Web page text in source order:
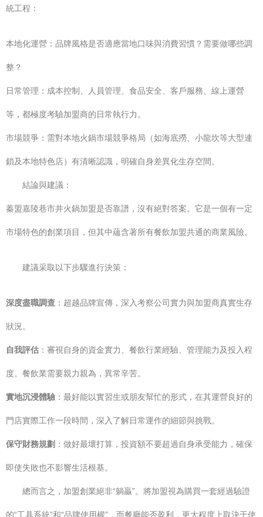
統工程：
本地化運營：品牌風格是否適應當地口味與消費習慣？需要做哪些調
整？
日常管理：成本控制、人員管理、食品安全、客戶服務、線上運營
等，都極度考驗加盟商的日常執行力。
市場競爭：需對本地火鍋市場競爭格局（如海底撈、小龍坎等大型連
鎖及本地特色店）有清晰認識，明確自身差異化生存空間。
結論與建議：
蓁盟嘉陵巷市井火鍋加盟是否靠譜，沒有絕對答案。它是一個有一定
市場特色的創業項目，但其中蘊含著所有餐飲加盟共通的商業風險。
建議采取以下步驟進行決策：
深度盡職調查 ：超越品牌宣傳，深入考察公司實力與加盟商真實生存
狀況。
自我評估 ：審視自身的資金實力、餐飲行業經驗、管理能力及投入程
度。餐飲業需要親力親為，異常辛苦。
實地沉浸體驗 ：最好能以實習生或朋友幫忙的形式，在其運營良好的
門店實際工作一段時間，深入了解日常運作的細節與挑戰。
保守財務規劃 ：做好最壞打算，投資額不要超過自身承受能力，確保
即使失敗也不影響生活根基。
總而言之，加盟創業絕非“躺贏”。將加盟視為購買一套經過驗證
的“工具系統”和“品牌使用權”，而餐廳能否盈利，更大程度上取決于使